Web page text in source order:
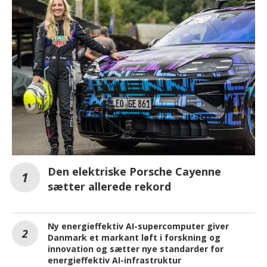
Den elektriske Porsche Cayenne
sætter allerede rekord
Ny energieffektiv AI-supercomputer giver
Danmark et markant løft i forskning og
innovation og sætter nye standarder for
energieffektiv AI-infrastruktur